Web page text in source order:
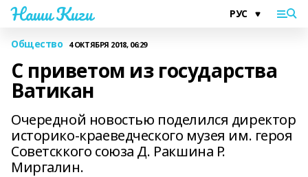
Наши Киги
Общество 4 ОКТЯБРЯ 2018, 06:29
С приветом из государства
Ватикан
Очередной новостью поделился директор
историко-краеведческого музея им. героя
Советсккого союза Д. Ракшина Р.
Миргалин.